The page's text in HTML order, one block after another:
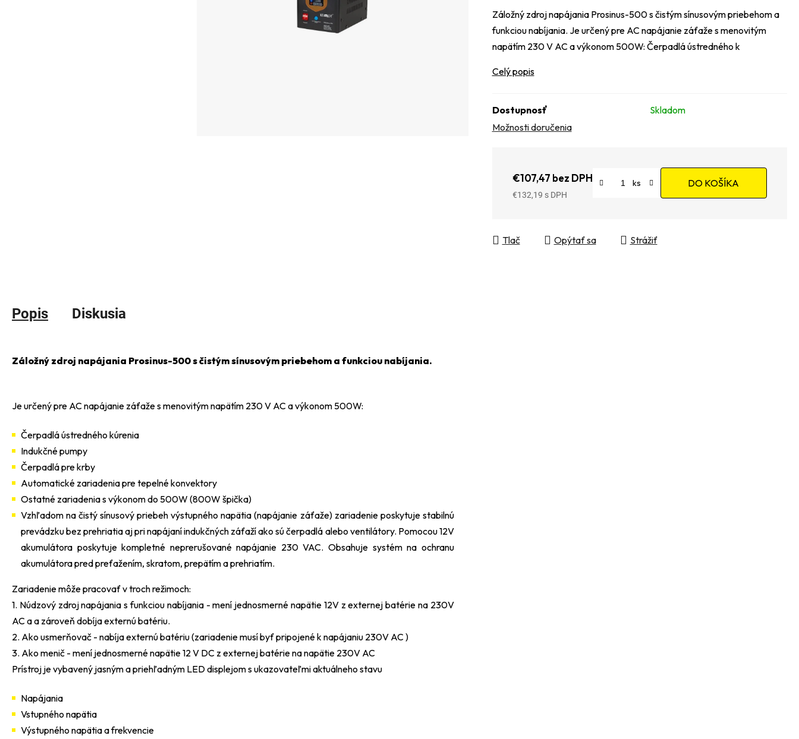
Záložný zdroj napájania Prosinus-500 s čistým sínusovým priebehom a
funkciou nabíjania. Je určený pre AC napájanie záťaže s menovitým
napätím 230 V AC a výkonom 500W: Čerpadlá ústredného k
Celý popis
Dostupnosť
Skladom
Možnosti doručenia
€107,47 bez DPH
€132,19
DO KOŠÍKA
Tlač Opýtať sa Strážiť
Popis Diskusia
Záložný zdroj napájania Prosinus-500 s čistým sínusovým priebehom a funkciou nabíjania.
Je určený pre AC napájanie záťaže s menovitým napätím 230 V AC a výkonom 500W:
Čerpadlá ústredného kúrenia
Indukčné pumpy
Čerpadlá pre krby
Automatické zariadenia pre tepelné konvektory
Ostatné zariadenia s výkonom do 500W (800W špička)
Vzhľadom na čistý sínusový priebeh výstupného napätia (napájanie záťaže) zariadenie poskytuje stabilnú
prevádzku bez prehriatia aj pri napájaní indukčných záťaží ako sú čerpadlá alebo ventilátory. Pomocou 12V
akumulátora poskytuje kompletné neprerušované napájanie 230 VAC. Obsahuje systém na ochranu
akumulátora pred preťažením, skratom, prepätím a prehriatím.
Zariadenie môže pracovať v troch režimoch:
1. Núdzový zdroj napájania s funkciou nabíjania - mení jednosmerné napätie 12V z externej batérie na 230V
AC a a zároveň dobíja externú batériu.
2. Ako usmerňovač - nabíja externú batériu (zariadenie musí byť pripojené k napájaniu 230V AC )
3. Ako menič - mení jednosmerné napätie 12 V DC z externej batérie na napätie 230V AC
Prístroj je vybavený jasným a priehľadným LED displejom s ukazovateľmi aktuálneho stavu
Napájania
Vstupného napätia
Výstupného napätia a frekvencie